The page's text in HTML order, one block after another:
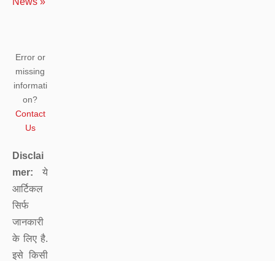
Error or
missing
informati
on?
Contact
Us
Disclai
mer: ये
आर्टिकल
सिर्फ
जानकारी
के लिए है.
इसे किसी